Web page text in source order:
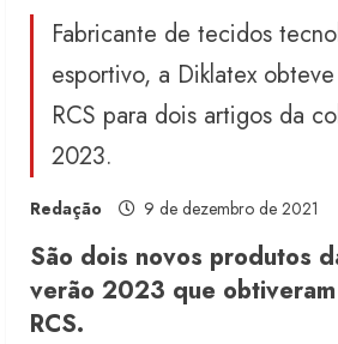
Fabricante de tecidos
esportivo, a Diklatex
RCS para dois artigos da
2023.
Redação 9 de dezembro de 2021
São dois novos produtos
verão 2023 que
RCS.